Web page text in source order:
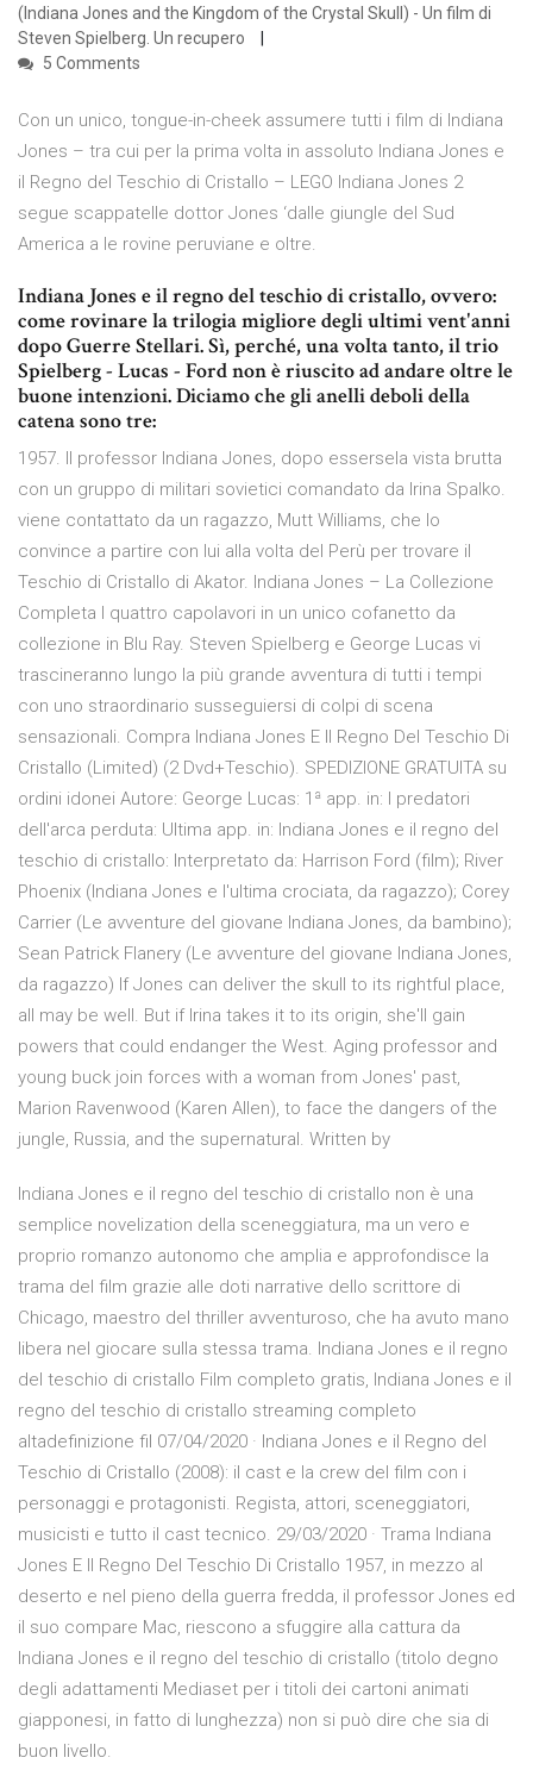
(Indiana Jones and the Kingdom of the Crystal Skull) - Un film di
Steven Spielberg. Un recupero
5 Comments
Con un unico, tongue-in-cheek assumere tutti i film di Indiana
Jones – tra cui per la prima volta in assoluto Indiana Jones e
il Regno del Teschio di Cristallo – LEGO Indiana Jones 2
segue scappatelle dottor Jones ‘dalle giungle del Sud
America a le rovine peruviane e oltre.
Indiana Jones e il regno del teschio di cristallo, ovvero:
come rovinare la trilogia migliore degli ultimi vent'anni
dopo Guerre Stellari. Sì, perché, una volta tanto, il trio
Spielberg - Lucas - Ford non è riuscito ad andare oltre le
buone intenzioni. Diciamo che gli anelli deboli della
catena sono tre:
1957. Il professor Indiana Jones, dopo essersela vista brutta
con un gruppo di militari sovietici comandato da Irina Spalko.
viene contattato da un ragazzo, Mutt Williams, che lo
convince a partire con lui alla volta del Perù per trovare il
Teschio di Cristallo di Akator. Indiana Jones – La Collezione
Completa I quattro capolavori in un unico cofanetto da
collezione in Blu Ray. Steven Spielberg e George Lucas vi
trascineranno lungo la più grande avventura di tutti i tempi
con uno straordinario susseguiersi di colpi di scena
sensazionali. Compra Indiana Jones E Il Regno Del Teschio Di
Cristallo (Limited) (2 Dvd+Teschio). SPEDIZIONE GRATUITA su
ordini idonei Autore: George Lucas: 1ª app. in: I predatori
dell'arca perduta: Ultima app. in: Indiana Jones e il regno del
teschio di cristallo: Interpretato da: Harrison Ford (film); River
Phoenix (Indiana Jones e l'ultima crociata, da ragazzo); Corey
Carrier (Le avventure del giovane Indiana Jones, da bambino);
Sean Patrick Flanery (Le avventure del giovane Indiana Jones,
da ragazzo) If Jones can deliver the skull to its rightful place,
all may be well. But if Irina takes it to its origin, she'll gain
powers that could endanger the West. Aging professor and
young buck join forces with a woman from Jones' past,
Marion Ravenwood (Karen Allen), to face the dangers of the
jungle, Russia, and the supernatural. Written by
Indiana Jones e il regno del teschio di cristallo non è una
semplice novelization della sceneggiatura, ma un vero e
proprio romanzo autonomo che amplia e approfondisce la
trama del film grazie alle doti narrative dello scrittore di
Chicago, maestro del thriller avventuroso, che ha avuto mano
libera nel giocare sulla stessa trama. Indiana Jones e il regno
del teschio di cristallo Film completo gratis, Indiana Jones e il
regno del teschio di cristallo streaming completo
altadefinizione fil 07/04/2020 · Indiana Jones e il Regno del
Teschio di Cristallo (2008): il cast e la crew del film con i
personaggi e protagonisti. Regista, attori, sceneggiatori,
musicisti e tutto il cast tecnico. 29/03/2020 · Trama Indiana
Jones E Il Regno Del Teschio Di Cristallo 1957, in mezzo al
deserto e nel pieno della guerra fredda, il professor Jones ed
il suo compare Mac, riescono a sfuggire alla cattura da
Indiana Jones e il regno del teschio di cristallo (titolo degno
degli adattamenti Mediaset per i titoli dei cartoni animati
giapponesi, in fatto di lunghezza) non si può dire che sia di
buon livello.